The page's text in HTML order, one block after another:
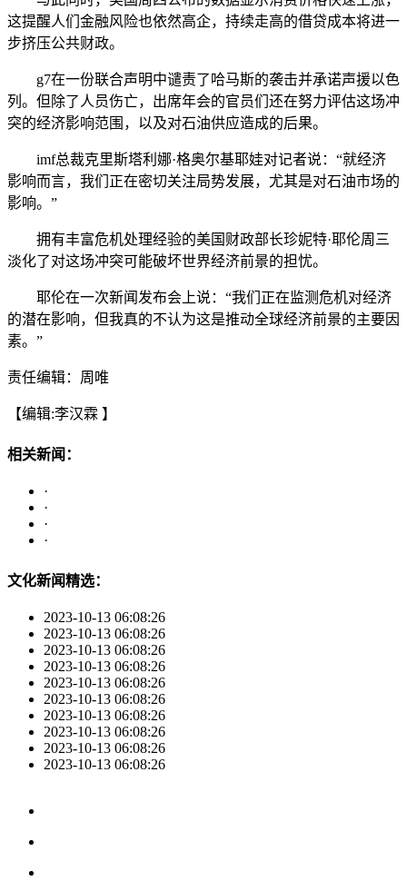
这提醒人们金融风险也依然高企，持续走高的借贷成本将进一
步挤压公共财政。
g7在一份联合声明中谴责了哈马斯的袭击并承诺声援以色
列。但除了人员伤亡，出席年会的官员们还在努力评估这场冲
突的经济影响范围，以及对石油供应造成的后果。
imf总裁克里斯塔利娜·格奥尔基耶娃对记者说：“就经济
影响而言，我们正在密切关注局势发展，尤其是对石油市场的
影响。”
拥有丰富危机处理经验的美国财政部长珍妮特·耶伦周三
淡化了对这场冲突可能破坏世界经济前景的担忧。
耶伦在一次新闻发布会上说：“我们正在监测危机对经济
的潜在影响，但我真的不认为这是推动全球经济前景的主要因
素。”
责任编辑：周唯
【编辑:李汉霖 】
相关新闻：
·
·
·
·
文化新闻精选：
2023-10-13 06:08:26
2023-10-13 06:08:26
2023-10-13 06:08:26
2023-10-13 06:08:26
2023-10-13 06:08:26
2023-10-13 06:08:26
2023-10-13 06:08:26
2023-10-13 06:08:26
2023-10-13 06:08:26
2023-10-13 06:08:26